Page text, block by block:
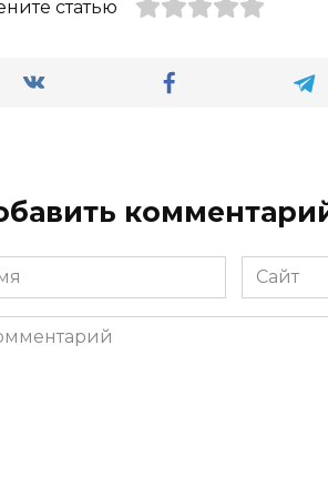
статью
Сайт